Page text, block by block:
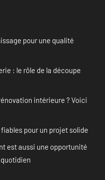
pour une qualité
: le rôle de la découpe
intérieure ? Voici
pour un projet solide
est aussi une opportunité